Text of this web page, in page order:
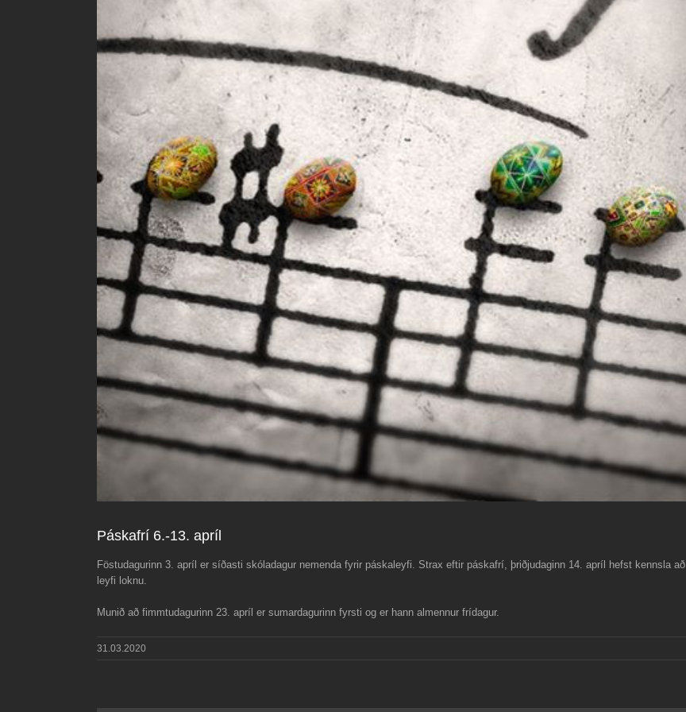
Páskafrí 6.-13. apríl
Föstudagurinn 3. apríl er síðasti skóladagur nemenda fyrir páskaleyfi. Strax eftir páskafrí, þriðjudaginn 14. apríl hefst kennsla að
leyfi loknu.
Munið að fimmtudagurinn 23. apríl er sumardagurinn fyrsti og er hann almennur frídagur.
31.03.2020